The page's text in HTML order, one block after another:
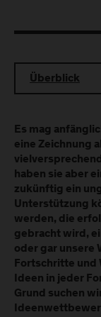
Überblick
Es mag
eine Zeichnung
haben sie aber
zukünftig ein
Unterstützung
werden, die
gebracht wird,
oder gar unsere
Fortschritte und
Ideen in jeder
Grund suchen